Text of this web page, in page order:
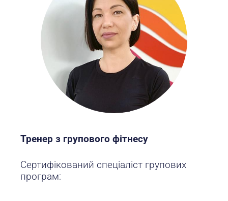
Тренер з групового фітнесу
Сертифікований спеціаліст групових
програм: